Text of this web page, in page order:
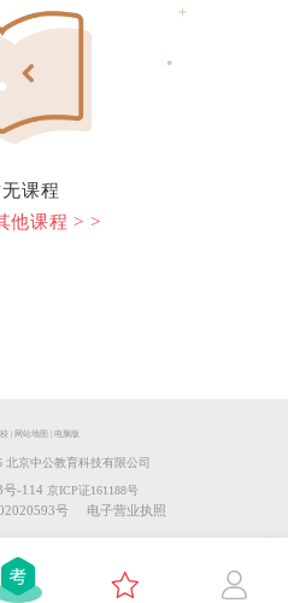
无课程
他课程 > >
| 网站地图 | 电脑版
北京中公教育科技有限公司
号-114 京ICP证161188号
号 电子营业执照